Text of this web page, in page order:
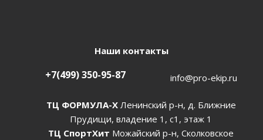
Наши контакты
+7(499) 350-95-87 info@pro-ekip.ru
ТЦ ФОРМУЛА-ХЛенинский р-н, д. Ближние
Прудищи, владение 1, с1, этаж 1
ТЦ СпортХит Можайский р-н, Сколковское